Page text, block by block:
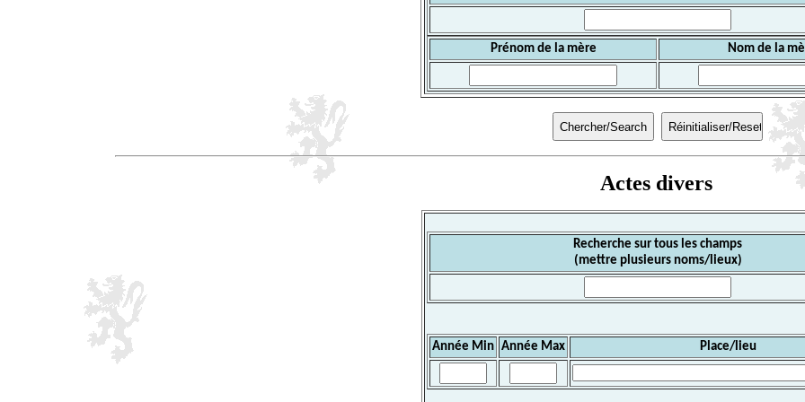
Prénom de la mère Nom de la
Actes divers
Recherche sur tous les champs
(mettre plusieurs noms/lieux)
Année Min Année Max Place/lieu